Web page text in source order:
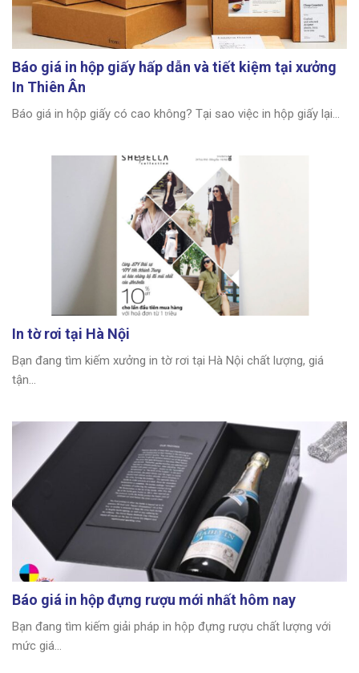
Báo giá in hộp giấy hấp dẫn và tiết kiệm tại xưởng
In Thiên Ân
Báo giá in hộp giấy có cao không? Tại sao việc in hộp giấy lại...
In tờ rơi tại Hà Nội
Bạn đang tìm kiếm xưởng in tờ rơi tại Hà Nội chất lượng, giá
tận...
Báo giá in hộp đựng rượu mới nhất hôm nay
Bạn đang tìm kiếm giải pháp in hộp đựng rượu chất lượng với
mức giá...